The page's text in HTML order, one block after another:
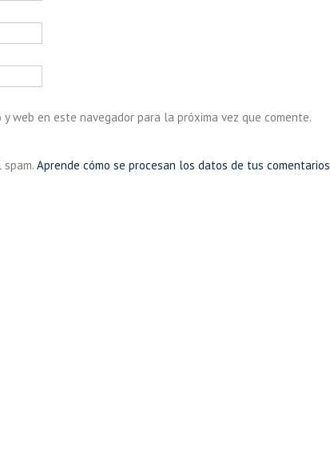
web en este navegador para la próxima vez que comente.
Aprende cómo se procesan los datos de tus comentarios